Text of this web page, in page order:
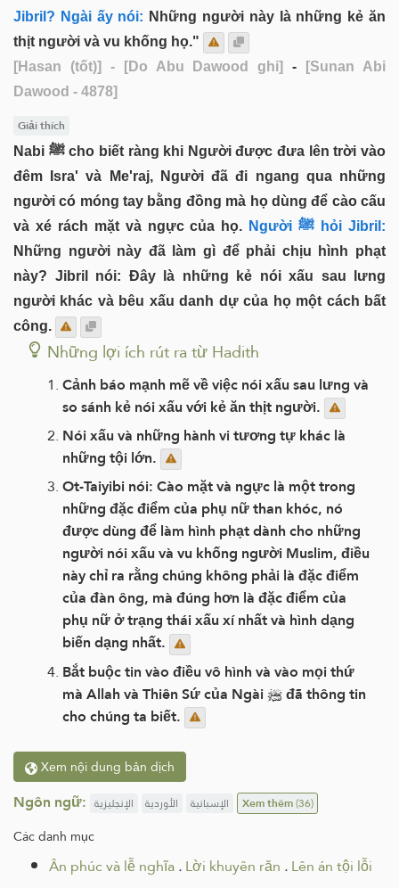
Jibril? Ngài ấy nói: Những người này là những kẻ ăn
thịt người và vu khống họ."
[Hasan (tốt)]
- [Do Abu Dawood ghi] -
[Sunan Abi
Dawood - 4878]
Giải thích
Nabi ﷺ cho biết ràng khi Người được đưa lên trời vào
đêm Isra' và Me'raj, Người đã đi ngang qua những
người có móng tay bằng đồng mà họ dùng để cào cấu
và xé rách mặt và ngực của họ.
Người ﷺ hỏi Jibril:
Những người này đã làm gì để phải chịu hình phạt
này? Jibril nói: Đây là những kẻ nói xấu sau lưng
người khác và bêu xấu danh dự của họ một cách bất
công.
Những lợi ích rút ra từ Hadith
Cảnh báo mạnh mẽ về việc nói xấu sau lưng và
so sánh kẻ nói xấu với kẻ ăn thịt người.
Nói xấu và những hành vi tương tự khác là
những tội lớn.
Ot-Taiyibi nói: Cào mặt và ngực là một trong
những đặc điểm của phụ nữ than khóc, nó
được dùng để làm hình phạt dành cho những
người nói xấu và vu khống người Muslim, điều
này chỉ ra rằng chúng không phải là đặc điểm
của đàn ông, mà đúng hơn là đặc điểm của
phụ nữ ở trạng thái xấu xí nhất và hình dạng
biến dạng nhất.
Bắt buộc tin vào điều vô hình và vào mọi thứ
mà Allah và Thiên Sứ của Ngài ﷺ đã thông tin
cho chúng ta biết.
Xem nội dung bản dịch
Ngôn ngữ: الإنجليزية الأوردية الإسبانية Xem thêm(36)
Các danh mục
Ân phúc và lễ nghĩa.Lời khuyên răn .Lên án tội lỗi